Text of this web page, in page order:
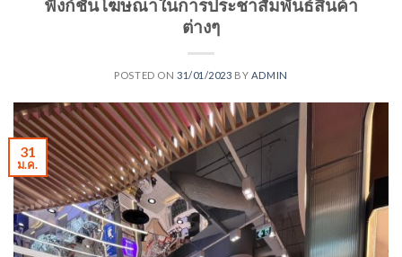
ฟังก์ชันโฆษณาในการประชาสัมพันธ์สินค้า
ต่างๆ
POSTED ON 31/01/2023 BY ADMIN
31
ม.ค.